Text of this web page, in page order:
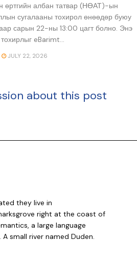
өртгийн албан татвар (НӨАТ)-ын
сугалааны тохирол өнөөдөр буюу
сарын 22-ны 13:00 цагт болно. Энэ
eBarimt...
JULY 22, 2026
about this post
they live in
right at the coast of
a large language
A small river named Duden.